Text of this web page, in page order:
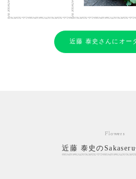
近藤 泰史さんにオー
Flowers
近藤 泰史の